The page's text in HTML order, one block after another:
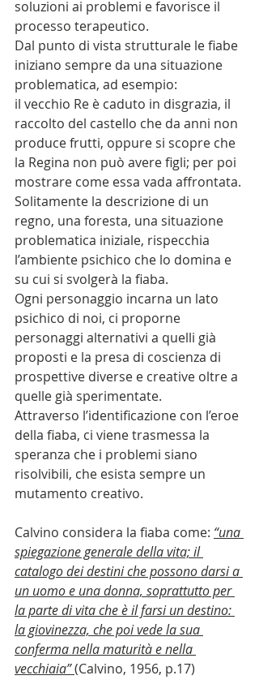
soluzioni ai problemi e favorisce il
processo terapeutico.
Dal punto di vista strutturale le fiabe
iniziano sempre da una situazione
problematica, ad esempio:
il vecchio Re è caduto in disgrazia, il
raccolto del castello che da anni non
produce frutti, oppure si scopre che
la Regina non può avere figli; per poi
mostrare come essa vada affrontata.
Solitamente la descrizione di un
regno, una foresta, una situazione
problematica iniziale, rispecchia
l’ambiente psichico che lo domina e
su cui si svolgerà la fiaba.
Ogni personaggio incarna un lato
psichico di noi, ci proporne
personaggi alternativi a quelli già
proposti e la presa di coscienza di
prospettive diverse e creative oltre a
quelle già sperimentate.
Attraverso l’identificazione con l’eroe
della fiaba, ci viene trasmessa la
speranza che i problemi siano
risolvibili, che esista sempre un
mutamento creativo.
Calvino considera la fiaba come: “una
spiegazione generale della vita; il
catalogo dei destini che possono darsi a
un uomo e una donna, soprattutto per
la parte di vita che è il farsi un destino:
la giovinezza, che poi vede la sua
conferma nella maturità e nella
vecchiaia” (Calvino, 1956, p.17)